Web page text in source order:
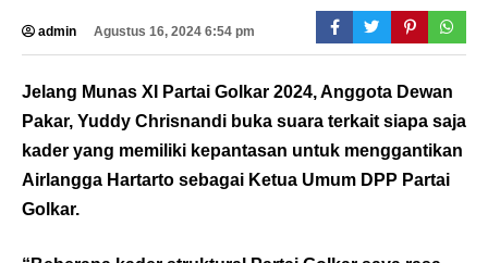
admin Agustus 16, 2024 6:54 pm
Jelang Munas XI Partai Golkar 2024, Anggota Dewan
Pakar, Yuddy Chrisnandi buka suara terkait siapa saja
kader yang memiliki kepantasan untuk menggantikan
Airlangga Hartarto sebagai Ketua Umum DPP Partai
Golkar.